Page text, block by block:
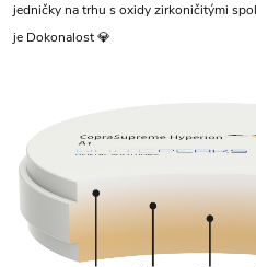
jedničky na trhu s oxidy zirkoničitými
je Dokonalost 💎